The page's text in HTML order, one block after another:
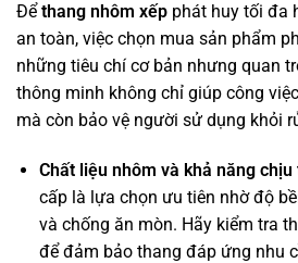
Đểthang nhôm xếp phát huy tối đa
an toàn, việc chọn mua sản phẩm
những tiêu chí cơ bản nhưng quan
thông minh không chỉ giúp công
mà còn bảo vệ người sử dụng khỏi
Chất liệu nhôm và khả năng chịu
cấp là lựa chọn ưu tiên nhờ độ
và chống ăn mòn. Hãy kiểm tra
để đảm bảo thang đáp ứng nhu